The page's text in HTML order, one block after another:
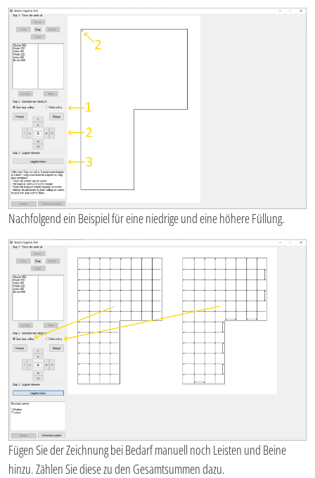
Nachfolgend ein Beispiel für eine niedrige und eine höhere Füllung.
Fügen Sie der Zeichnung bei Bedarf manuell noch Leisten und Beine
hinzu. Zählen Sie diese zu den Gesamtsummen dazu.